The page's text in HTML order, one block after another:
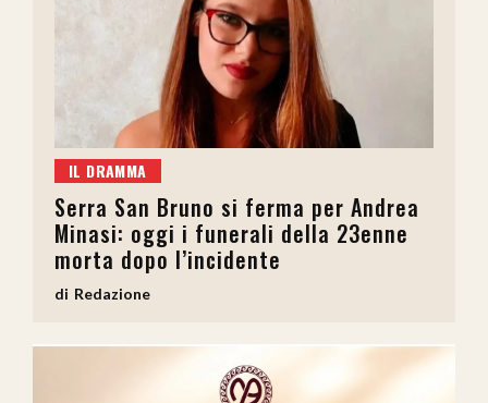
IL DRAMMA
Serra San Bruno si ferma per Andrea
Minasi: oggi i funerali della 23enne
morta dopo l’incidente
Redazione